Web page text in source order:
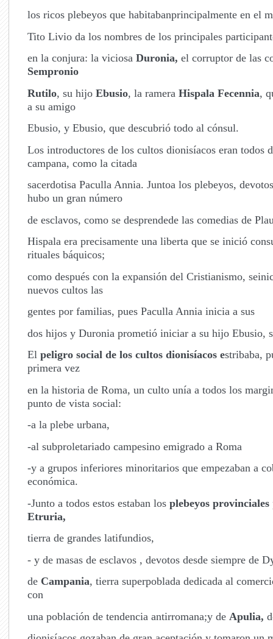
los ricos plebeyos que habitabanprincipalmente en el
Tito Livio da los nombres de los principales
en la conjura: la viciosa Duronia, el corruptor de las
Sempronio
Rutilo, su hijo Ebusio, la ramera Hispala Fecennia,
a su amigo
Ebusio, y Ebusio, que descubrió todo al cónsul.
Los introductores de los cultos dionisíacos eran todos
campana, como la citada
sacerdotisa Paculla Annia. Juntoa los plebeyos,
hubo un gran número
de esclavos, como se desprendede las comedias de
Hispala era precisamente una liberta que se inició
rituales báquicos;
como después con la expansión del Cristianismo,
nuevos cultos las
gentes por familias, pues Paculla Annia inicia a sus
dos hijos y Duronia prometió iniciar a su hijo Ebusio,
El peligro social de los cultos dionisíacos estribaba,
primera vez
en la historia de Roma, un culto unía a todos los
punto de vista social:
-a la plebe urbana,
-al subproletariado campesino emigrado a Roma
-y a grupos inferiores minoritarios que empezaban a
económica.
-Junto a todos estos estaban los plebeyos provinciales
Etruria,
tierra de grandes latifundios,
- y de masas de esclavos , devotos desde siempre de
deCampania, tierra superpoblada dedicada al
con
una población de tendencia antirromana;y de Apulia,